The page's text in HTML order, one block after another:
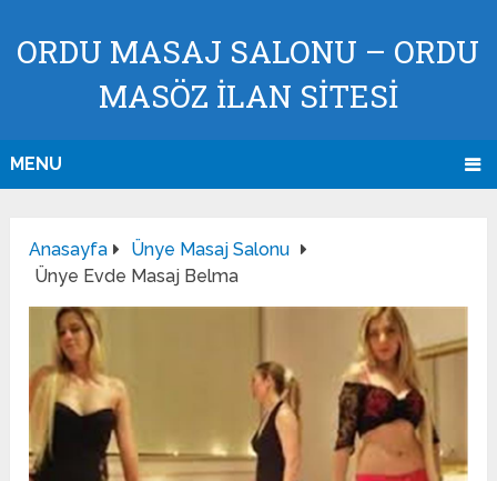
ORDU MASAJ SALONU – ORDU
MASÖZ İLAN SİTESİ
MENU
Anasayfa
Ünye Masaj Salonu
Ünye Evde Masaj Belma